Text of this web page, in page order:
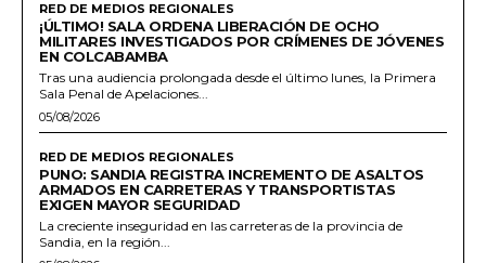
RED DE MEDIOS REGIONALES
¡ÚLTIMO! SALA ORDENA LIBERACIÓN DE OCHO
MILITARES INVESTIGADOS POR CRÍMENES DE JÓVENES
EN COLCABAMBA
Tras una audiencia prolongada desde el último lunes, la Primera
Sala Penal de Apelaciones...
05/08/2026
RED DE MEDIOS REGIONALES
PUNO: SANDIA REGISTRA INCREMENTO DE ASALTOS
ARMADOS EN CARRETERAS Y TRANSPORTISTAS
EXIGEN MAYOR SEGURIDAD
La creciente inseguridad en las carreteras de la provincia de
Sandia, en la región...